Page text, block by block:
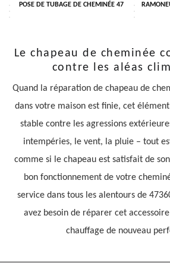
POSE DE TUBAGE DE CHEMINÉE 47
Le chapeau de cheminée
contre les aléas
Quand la réparation de chapeau de
dans votre maison est finie, cet
stable contre les agressions
intempéries, le vent, la pluie – tout
comme si le chapeau est satisfait de
bon fonctionnement de votre
service dans tous les alentours de
avez besoin de réparer cet
chauffage de nouveau